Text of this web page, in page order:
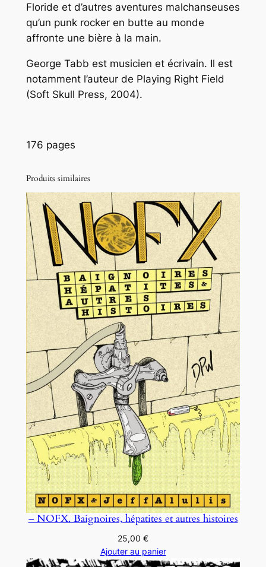
b
b
Floride et d’autres aventures malchanseuses
qu’un punk rocker en butte au monde
affronte une bière à la main.
George Tabb est musicien et écrivain. Il est
notamment l’auteur de Playing Right Field
(Soft Skull Press, 2004).
176 pages
Produits similaires
– NOFX. Baignoires, hépatites et autres histoires
25,00 €
Ajouter au panier